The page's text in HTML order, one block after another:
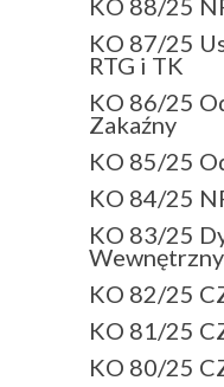
KO 88/25
KO 87/25
RTG i TK
KO 86/25
Zakaźny
KO 85/25
KO 84/25
KO 83/25
KO 82/25
KO 81/25
KO 80/25